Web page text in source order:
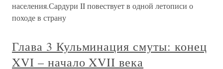
населения.Сардури II повествует в одной летописи о
походе в страну
Глава 3 Кульминация смуты: конец
XVI – начало XVII века